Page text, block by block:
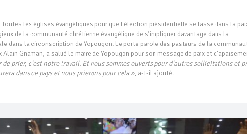
les églises évangéliques pour que l’élection présidentielle se fasse dans la
de la communauté chrétienne évangélique de s’impliquer davantage dans la
dans la circonscription de Yopougon. Le porte parole des pasteurs de la
Gnaman, a salué le maire de Yopougon pour son message de paix et
prier, c’est notre travail. Et nous sommes ouverts pour d’autres sollicitations et
dans ce pays et nous prierons pour cela », a-t-il ajouté.